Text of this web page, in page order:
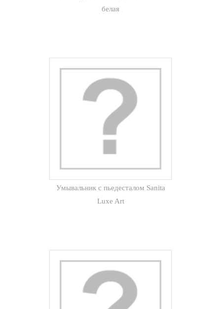
белая
Умывальник с пьедесталом Sanita
Luxe Art